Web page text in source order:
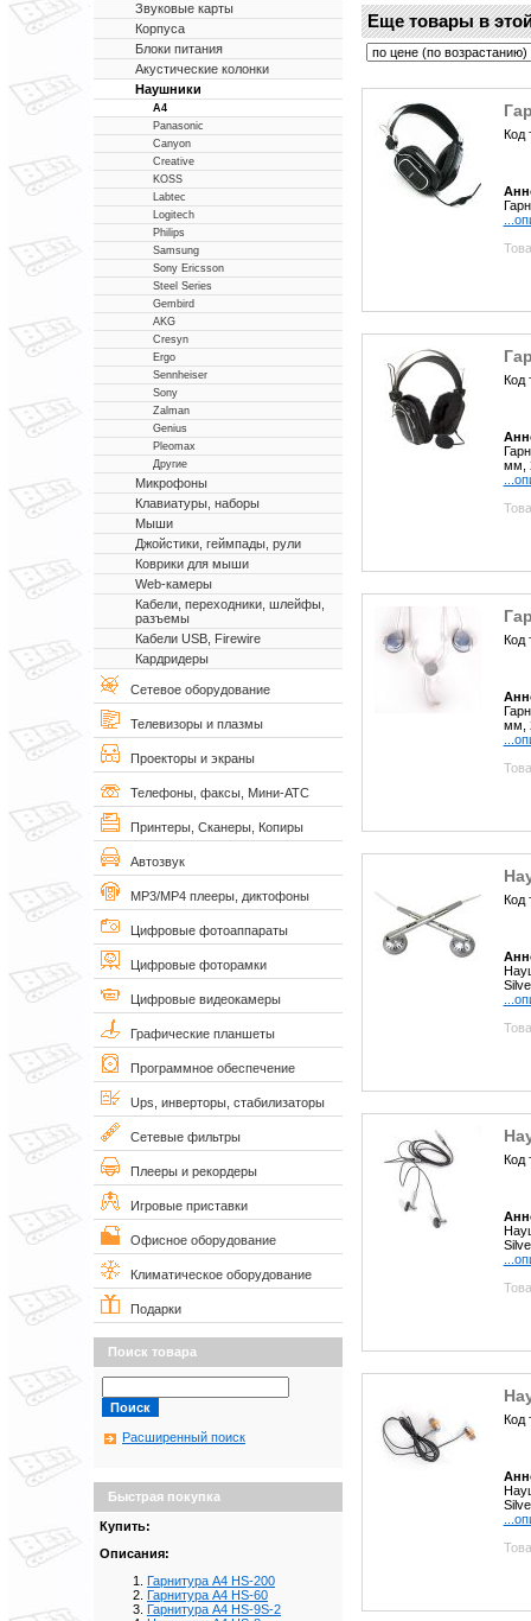
Звуковые карты
Корпуса
Блоки питания
Акустические колонки
Наушники
A4
Panasonic
Canyon
Creative
KOSS
Labtec
Logitech
Philips
Samsung
Sony Ericsson
Steel Series
Gembird
AKG
Cresyn
Ergo
Sennheiser
Sony
Zalman
Genius
Pleomax
Другие
Микрофоны
Клавиатуры, наборы
Мыши
Джойстики, геймпады, рули
Коврики для мыши
Web-камеры
Кабели, переходники, шлейфы,
разъемы
Кабели USB, Firewire
Кардридеры
Сетевое оборудование
Телевизоры и плазмы
Проекторы и экраны
Телефоны, факсы, Мини-АТС
Принтеры, Сканеры, Копиры
Автозвук
MP3/MP4 плееры, диктофоны
Цифровые фотоаппараты
Цифровые фоторамки
Цифровые видеокамеры
Графические планшеты
Программное обеспечение
Ups, инверторы, стабилизаторы
Сетевые фильтры
Плееры и рекордеры
Игровые приставки
Офисное оборудование
Климатическое оборудование
Подарки
Поиск товара
Расширенный поиск
Быстрая покупка
Купить:
Описания:
Гарнитура A4 HS-200
Гарнитура A4 HS-60
Гарнитура A4 HS-9S-2
Еще товары в
Код
Код
мм,
Код
мм,
Код
Код
Код